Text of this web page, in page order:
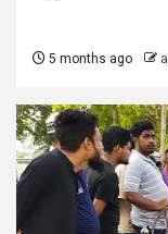
5 months ago